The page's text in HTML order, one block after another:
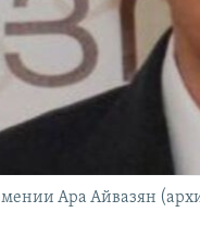
Ара Айвазян